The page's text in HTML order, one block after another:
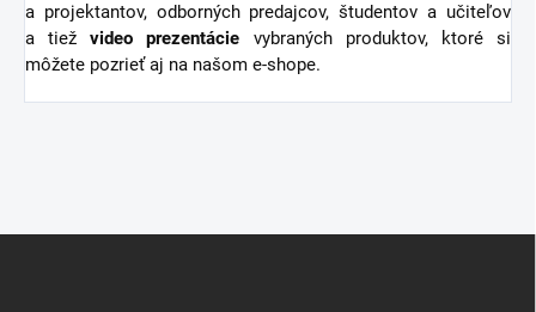
a projektantov, odborných predajcov, študentov a učiteľov
a tiežvideo prezentácie vybraných produktov, ktoré si
môžete pozrieť aj na našom e-shope.